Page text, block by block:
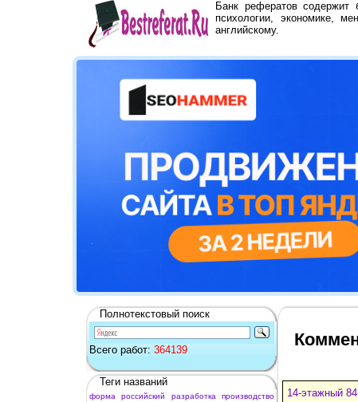
Банк рефератов содержит
психологии, экономике,
английскому.
Полнотекстовый поиск
Всего работ: 364139
Теги названий
форма российский разработка
производство
14-этажный